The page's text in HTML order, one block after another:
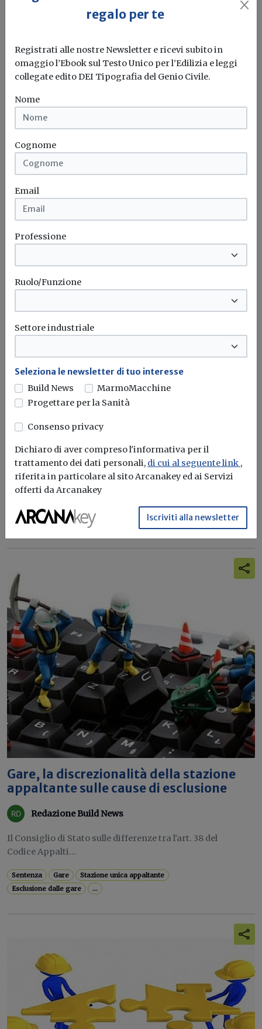
Stazione unica appaltante provinciale,
Report dell'Upi consegnato all'Anac: in 47 Province su 76
la Stazione Unica...
Stazione unica appaltante
Abruzzo, definite le modalità
operative della stazione unica
appaltante
Redazione Build News
Il Servizio Genio Civile dell'Aquila incardinata nel
Stazione unica appaltante
Gare, la discrezionalità della stazione
appaltante sulle cause di esclusione
Redazione Build News
Il Consiglio di Stato sulle differenze tra l'art. 38 del
Codice Appalti...
Sentenza Gare
Stazione unica appaltante
Esclusione dalle gare
...
regalo per te
Registrati alle nostre Newsletter e ricevi subito in
omaggio l’Ebook sul Testo Unico per l’Edilizia e leggi
collegate edito DEI Tipografia del Genio Civile.
Nome
Cognome
Email
Professione
Ruolo/Funzione
Settore industriale
Seleziona le newsletter di tuo interesse
Build News
MarmoMacchine
Progettare per la Sanità
Consenso privacy
Dichiaro di aver compreso l'informativa per il
trattamento dei dati personali, di cui al seguente link ,
riferita in particolare al sito Arcanakey ed ai Servizi
offerti da Arcanakey
Iscriviti alla newsletter